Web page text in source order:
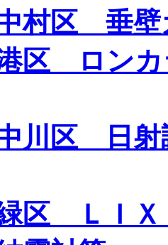
村区 垂
区 ロン
川区 日
区 ＬＩ